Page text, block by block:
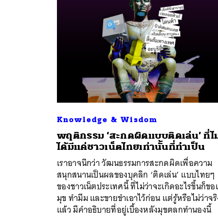
Knowledge & Wisdom
พฤติกรรม ‘สะกดผิดแบบติดเล่น’ ที่ไ
ได้มีแค่ชาวเน็ตไทยเท่านั้นที่ทำเป็น
เราอาจนึกว่า วัฒนธรรมการสะกดผิดเพื่อความ
สนุกสนานเป็นผลของบุคลิก ‘ติดเล่น’ แบบไทยๆ
ของชาวเน็ตประเทศนี้ ที่ไม่ว่าจะเกิดอะไรขึ้นก็ขอ
มุข ทำมีม และขายขำเอาไว้ก่อน แต่รู้หรือไม่ว่าจ
แล้ว มีคำอธิบายที่อยู่เบื้องหลังมุขตลกทำนองนี้